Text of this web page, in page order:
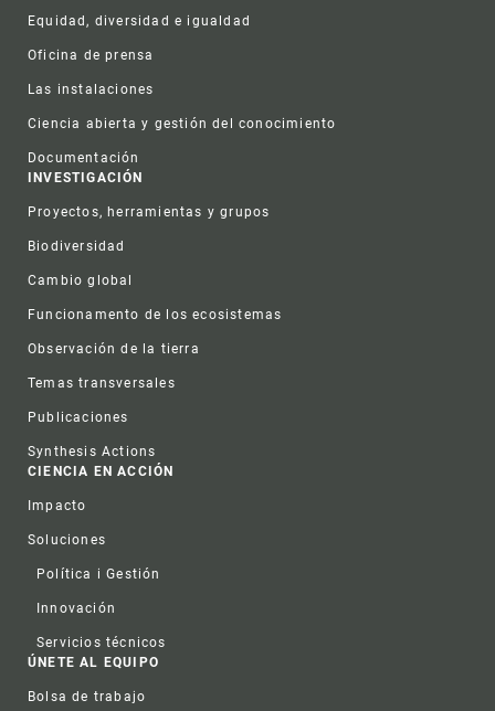
Equidad, diversidad e igualdad
Oficina de prensa
Las instalaciones
Ciencia abierta y gestión del conocimiento
Documentación
INVESTIGACIÓN
Proyectos, herramientas y grupos
Biodiversidad
Cambio global
Funcionamento de los ecosistemas
Observación de la tierra
Temas transversales
Publicaciones
Synthesis Actions
CIENCIA EN ACCIÓN
Impacto
Soluciones
Política i Gestión
Innovación
Servicios técnicos
ÚNETE AL EQUIPO
Bolsa de trabajo